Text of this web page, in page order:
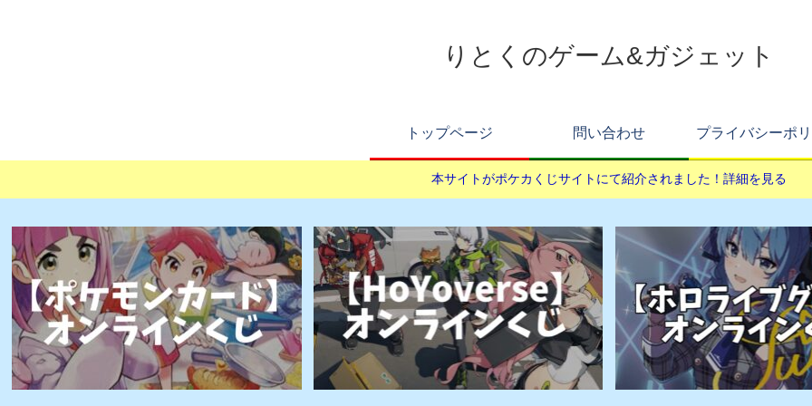
りとくのゲーム&ガジェット
トップページ 問い合わせ プライバシーポ
本サイトがポケカくじサイトにて紹介されました！詳細を見る